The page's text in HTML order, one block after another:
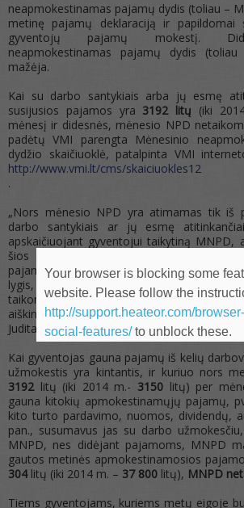
neapmokestinamas pajamų dydis (toliau –
metinę pajamų deklaraciją ir papildomai
gyventojų pajamų mokestį.
neapmokestinamas pajamų dydis
mažėja.
Kai su darbo santykiais arba jų esmę
susijusios pajamos yra 3192 litų (iki
mėnesį ir didesnės, mėnesio NPD
padėtų VMI parengta Mėnesinio
dydžio skaičiuoklė, patalpinta VMI
http://www.vmi.lt/cms/skaiciuokles12
.
„Nors mėnesio NPD yra atimamas tik iš
darbo santykiais ar jų esmę
apskaičiuojant gyventojui taikytiną MNPD,
šios rūšies pajamas, bet ir į kitas
pajamas. Gyventojams, kuriems nustatytas
lygis, NPD taikymas nepriklauso nuo
taikomas tik su darbo santykiais
aiškina Kauno AVMI Mokestinių prievolių
Judita Stankienė.
Kai gyventojas gauna pajamų iš kelių
užmokestis yra kintantis, ir kuriuo nors
3192litų (iki 2014 m.- 3150 litų) per
gauna kitokių apmokestinamųjų pajamų,
kito turto pardavimo, nuomos, dividendų,
pan., susumavus jas su darbo
MNPD, nes didėjant pajamoms, MNPD
gautos metinės apmokestinamosios
304litų (iki 2014 m. – 37 800 litų), MNPD
Tiems gyventojams, kuriems metų eigoje
Your browser is blocking some
website. Please follow the
http://support.heateor.com/
social-features/to unblock these.